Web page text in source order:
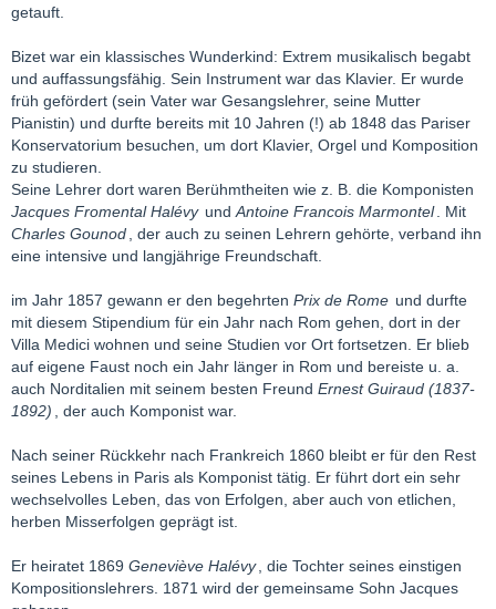
getauft.
Bizet war ein klassisches Wunderkind: Extrem musikalisch begabt
und auffassungsfähig. Sein Instrument war das Klavier. Er wurde
früh gefördert (sein Vater war Gesangslehrer, seine Mutter
Pianistin) und durfte bereits mit 10 Jahren (!) ab 1848 das Pariser
Konservatorium besuchen, um dort Klavier, Orgel und Komposition
zu studieren.
Seine Lehrer dort waren Berühmtheiten wie z. B. die Komponisten
Jacques Fromental Halévy und Antoine Francois Marmontel
. Mit
Charles Gounod
, der auch zu seinen Lehrern gehörte, verband ihn
eine intensive und langjährige Freundschaft.
im Jahr 1857 gewann er den begehrten Prix de Rome und durfte
mit diesem Stipendium für ein Jahr nach Rom gehen, dort in der
Villa Medici wohnen und seine Studien vor Ort fortsetzen. Er blieb
auf eigene Faust noch ein Jahr länger in Rom und bereiste u. a.
auch Norditalien mit seinem besten Freund Ernest Guiraud (1837-
1892)
, der auch Komponist war.
Nach seiner Rückkehr nach Frankreich 1860 bleibt er für den Rest
seines Lebens in Paris als Komponist tätig. Er führt dort ein sehr
wechselvolles Leben, das von Erfolgen, aber auch von etlichen,
herben Misserfolgen geprägt ist.
Er heiratet 1869 Geneviève Halévy
, die Tochter seines einstigen
Kompositionslehrers. 1871 wird der gemeinsame Sohn Jacques